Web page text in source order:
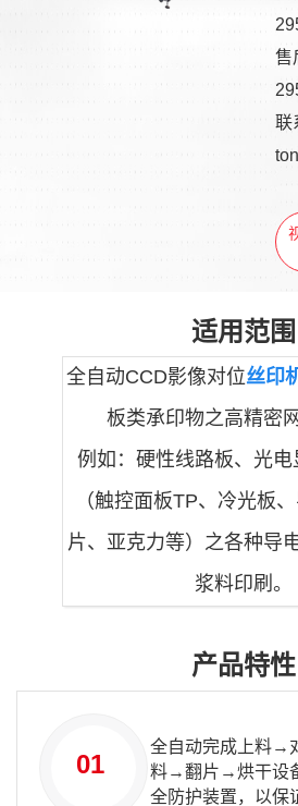
售
联
适用范围
全自动CCD影像对位丝印
板类承印物之高精密
例如：硬性线路板、光
（触控面板TP、冷光板
片、亚克力等）之各种导
浆料印刷。
产品特性
01
全自动完成上料
料→翻片→烘干设
全防护装置，以保